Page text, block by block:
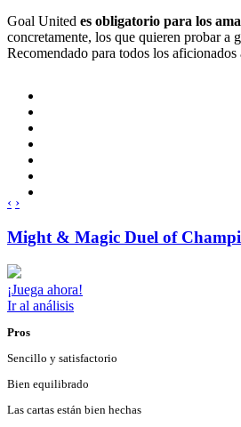
Goal United es obligatorio para los
concretamente, los que quieren probar a
Recomendado para todos los
‹ ›
Might & Magic Duel of
¡Juega ahora!
Ir al análisis
Pros
Sencillo y satisfactorio
Bien equilibrado
Las cartas están bien hechas